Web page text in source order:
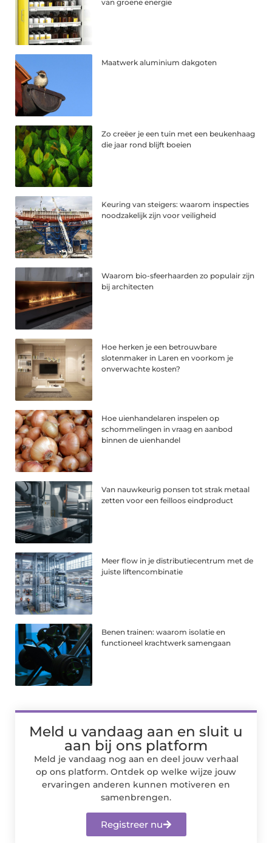
van groene energie
Maatwerk aluminium dakgoten
Zo creëer je een tuin met een beukenhaag
die jaar rond blijft boeien
Keuring van steigers: waarom inspecties
noodzakelijk zijn voor veiligheid
Waarom bio-sfeerhaarden zo populair zijn
bij architecten
Hoe herken je een betrouwbare
slotenmaker in Laren en voorkom je
onverwachte kosten?
Hoe uienhandelaren inspelen op
schommelingen in vraag en aanbod
binnen de uienhandel
Van nauwkeurig ponsen tot strak metaal
zetten voor een feilloos eindproduct
Meer flow in je distributiecentrum met de
juiste liftencombinatie
Benen trainen: waarom isolatie en
functioneel krachtwerk samengaan
Meld u vandaag aan en sluit u
aan bij ons platform
Meld je vandaag nog aan en deel jouw verhaal
op ons platform. Ontdek op welke wijze jouw
ervaringen anderen kunnen motiveren en
samenbrengen.
Registreer nu